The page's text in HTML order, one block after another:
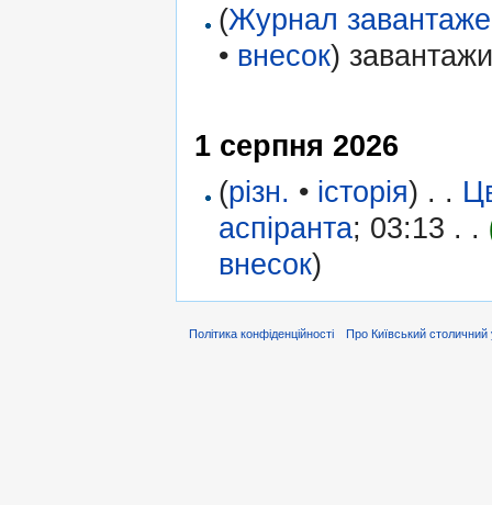
(Журнал
• внесок)
1 серпня 2026
(різн. • історія) . .
аспіранта‎; 03:13 . .
внесок)
Політика конфіденційності Про Київський столичний